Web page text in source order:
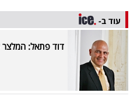
עוד ב-
דוד פתאל: המלצר